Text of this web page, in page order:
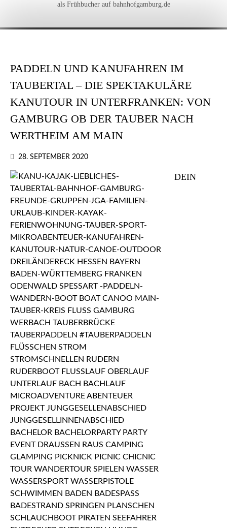
als Frühbucher auf bahnhofgamburg.de
PADDELN UND KANUFAHREN IM
TAUBERTAL – DIE SPEKTAKULÄRE
KANUTOUR IN UNTERFRANKEN: VON
GAMBURG OB DER TAUBER NACH
WERTHEIM AM MAIN
28. SEPTEMBER 2020
DEIN